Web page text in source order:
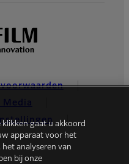
Media
klikken gaat u akkoord
apparaat voor het
analyseren van
bij onze